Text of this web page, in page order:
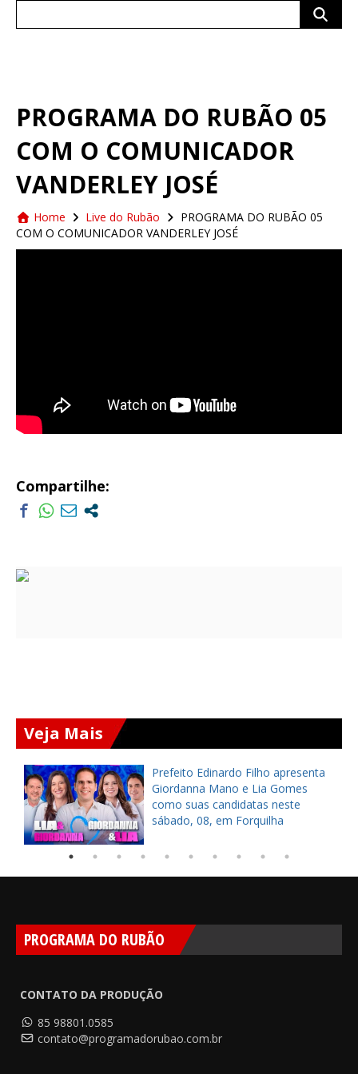
PROGRAMA DO RUBÃO 05
COM O COMUNICADOR
VANDERLEY JOSÉ
Home Live do Rubão
PROGRAMA DO RUBÃO 05
COM O COMUNICADOR VANDERLEY JOSÉ
Compartilhe:
Veja Mais
Prefeito Edinardo Filho apresenta
Giordanna Mano e Lia Gomes
como suas candidatas neste
sábado, 08, em Forquilha
PROGRAMA DO RUBÃO
CONTATO DA PRODUÇÃO
85 98801.0585
contato@programadorubao.com.br